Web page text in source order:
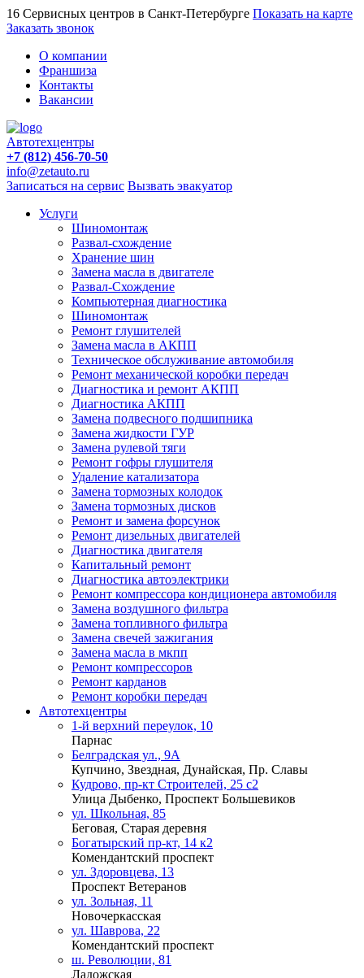
16 Сервисных центров в Санкт-Петербурге Показать на карте
Заказать звонок
О компании
Франшиза
Контакты
Вакансии
Автотехцентры
+7 (812) 456-70-50
info@zetauto.ru
Записаться на сервис Вызвать эвакуатор
Услуги
Шиномонтаж
Развал-схождение
Хранение шин
Замена масла в двигателе
Развал-Схождение
Компьютерная диагностика
Шиномонтаж
Ремонт глушителей
Замена масла в АКПП
Техническое обслуживание автомобиля
Ремонт механической коробки передач
Диагностика и ремонт АКПП
Диагностика АКПП
Замена подвесного подшипника
Замена жидкости ГУР
Замена рулевой тяги
Ремонт гофры глушителя
Удаление катализатора
Замена тормозных колодок
Замена тормозных дисков
Ремонт и замена форсунок
Ремонт дизельных двигателей
Диагностика двигателя
Капитальный ремонт
Диагностика автоэлектрики
Ремонт компрессора кондиционера автомобиля
Замена воздушного фильтра
Замена топливного фильтра
Замена свечей зажигания
Замена масла в мкпп
Ремонт компрессоров
Ремонт карданов
Ремонт коробки передач
Автотехцентры
1-й верхний переулок, 10
Парнас
Белградская ул., 9А
Купчино, Звездная, Дунайская, Пр. Славы
Кудрово, пр-кт Строителей, 25 с2
Улица Дыбенко, Проспект Большевиков
ул. Школьная, 85
Беговая, Старая деревня
Богатырский пр-кт, 14 к2
Комендантский проспект
ул. Здоровцева, 13
Проспект Ветеранов
ул. Зольная, 11
Новочеркасская
ул. Шаврова, 22
Комендантский проспект
ш. Революции, 81
Ладожская